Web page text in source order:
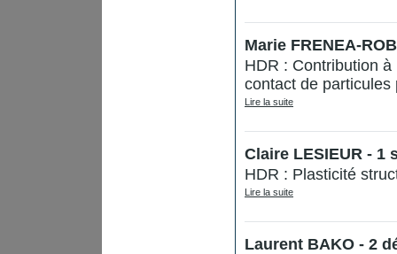
Marie FRENEA-
HDR : Contribution
contact de
Lire la suite
Claire LESIEUR - 1
HDR : Plasticité
Lire la suite
Laurent BAKO - 2